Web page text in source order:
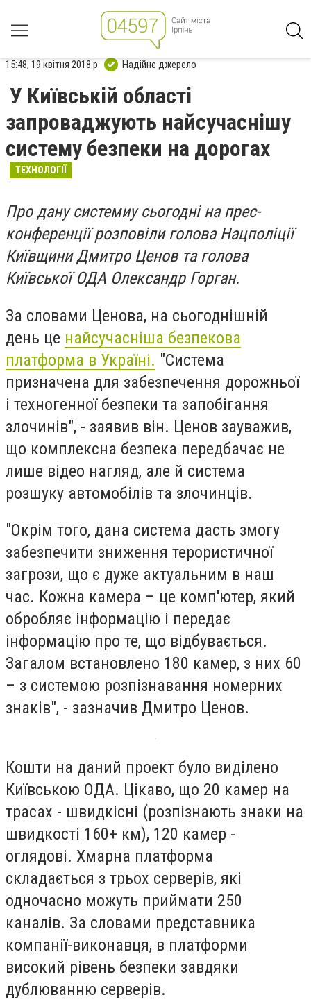
15:48, 19 квітня 2018 р. Надійне джерело
У Київській області
запроваджують найсучаснішу
систему безпеки на дорогах
ТЕХНОЛОГІЇ
Про дану системиу сьогодні на прес-
конференції розповіли голова Нацполіції
Київщини Дмитро Ценов та голова
Київської ОДА Олександр Горган.
За словами Ценова, на сьогоднішній
день це найсучасніша безпекова
платформа в Україні. "Система
призначена для забезпечення дорожньої
і техногенної безпеки та запобігання
злочинів", - заявив він. Ценов зауважив,
що комплексна безпека передбачає не
лише відео нагляд, але й система
розшуку автомобілів та злочинців.
"Окрім того, дана система дасть змогу
забезпечити зниження терористичної
загрози, що є дуже актуальним в наш
час. Кожна камера – це комп'ютер, який
обробляє інформацію і передає
інформацію про те, що відбувається.
Загалом встановлено 180 камер, з них 60
– з системою розпізнавання номерних
знаків", - зазначив Дмитро Ценов.
Кошти на даний проект було виділено
Київською ОДА. Цікаво, що 20 камер на
трасах - швидкісні (розпізнають знаки на
швидкості 160+ км), 120 камер -
оглядові. Хмарна платформа
складається з трьох серверів, які
одночасно можуть приймати 250
каналів. За словами представника
компанії-виконавця, в платформи
високий рівень безпеки завдяки
дублюванню серверів.